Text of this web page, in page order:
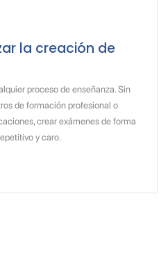
la creación de
proceso de enseñanza. Sin
de formación profesional o
crear exámenes de forma
y caro.